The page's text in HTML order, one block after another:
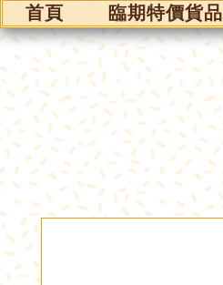
首頁 臨期特價貨品